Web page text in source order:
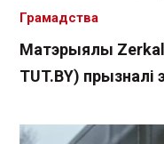
Матэрыялы
TUT.ВY) прызналі
Грамадства